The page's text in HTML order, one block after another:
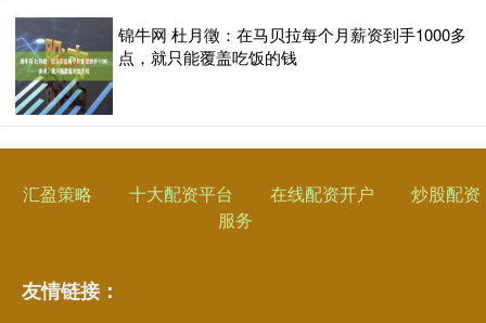
锦牛网 杜月徵：在马贝拉每个月薪资到手1000多
点，就只能覆盖吃饭的钱
汇盈策略 十大配资平台 在线配资开户
炒股配资
服务
友情链接：